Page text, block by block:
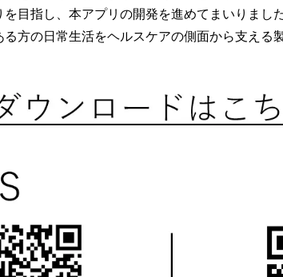
目指し、本アプリの開発を進めてまいりました
方の日常生活をヘルスケアの側面から支える